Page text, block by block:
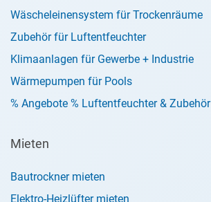
Wäscheleinensystem für Trockenräume
Zubehör für Luftentfeuchter
Klimaanlagen für Gewerbe + Industrie
Wärmepumpen für Pools
% Angebote % Luftentfeuchter & Zubehör
Mieten
Bautrockner mieten
Elektro-Heizlüfter mieten